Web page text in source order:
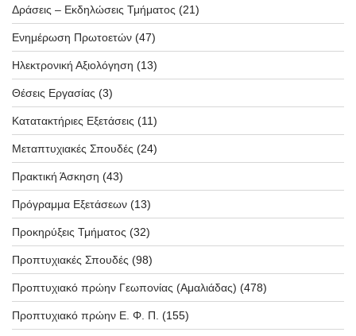
Δράσεις – Εκδηλώσεις Τμήματος (21)
Ενημέρωση Πρωτοετών (47)
Ηλεκτρονική Αξιολόγηση (13)
Θέσεις Εργασίας (3)
Κατατακτήριες Εξετάσεις (11)
Μεταπτυχιακές Σπουδές (24)
Πρακτική Άσκηση (43)
Πρόγραμμα Εξετάσεων (13)
Προκηρύξεις Τμήματος (32)
Προπτυχιακές Σπουδές (98)
Προπτυχιακό πρώην Γεωπονίας (Αμαλιάδας) (478)
Προπτυχιακό πρώην Ε. Φ. Π. (155)